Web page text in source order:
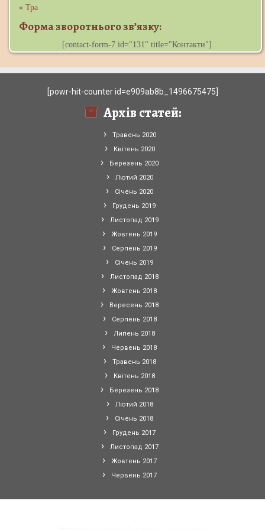
« Тра
Форма зворотнього зв’язку:
[contact-form-7 id="131" title="Контакти"]
[powr-hit-counter id=e909ab8b_1496675475]
Архів статей:
Травень 2020
Квітень 2020
Березень 2020
Лютий 2020
Січень 2020
Грудень 2019
Листопад 2019
Жовтень 2019
Серпень 2019
Січень 2019
Листопад 2018
Жовтень 2018
Вересень 2018
Серпень 2018
Липень 2018
Червень 2018
Травень 2018
Квітень 2018
Березень 2018
Лютий 2018
Січень 2018
Грудень 2017
Листопад 2017
Жовтень 2017
Червень 2017